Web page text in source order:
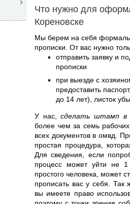
Что нужно для
Кореновске
Мы берем на себя
прописки. От вас нужно
отправить заявку и
прописки
при выезде с
предоставить
до 14 лет), листок
У нас,сделать штамп в
более чем за семь
всех документов в омвд.
простая процедура,
Для сведения, если
процесс может уйти не 1
простого человека, может
прописать вас у себя. Так
вы имеете право